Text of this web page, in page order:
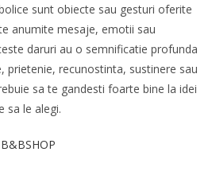
sunt obiecte sau gesturi oferite
anumite mesaje, emotii sau
daruri au o semnificatie profunda
prietenie, recunostinta, sustinere sau
sa te gandesti foarte bine la idei
sa le alegi.
B&BSHOP